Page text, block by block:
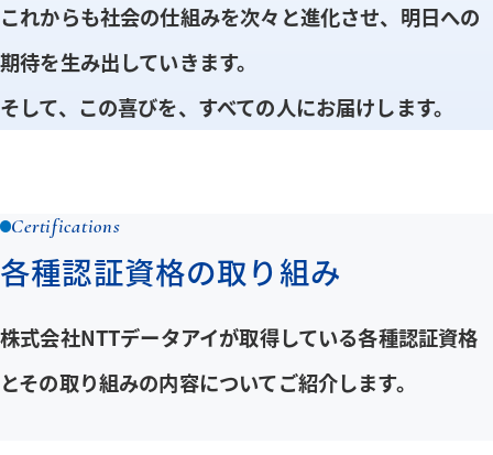
これからも社会の仕組みを次々と進化させ、明日への
期待を生み出していきます。
そして、この喜びを、すべての人にお届けします。
Certifications
各種認証資格の取り組み
株式会社NTTデータアイが取得している各種認証資格
とその取り組みの内容についてご紹介します。